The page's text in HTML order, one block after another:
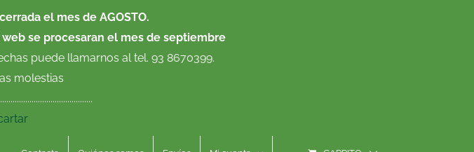
cerrada el mes de AGOSTO.
se procesaran el mes de septiembre
puede llamarnos al tel. 93 8670399.
molestias